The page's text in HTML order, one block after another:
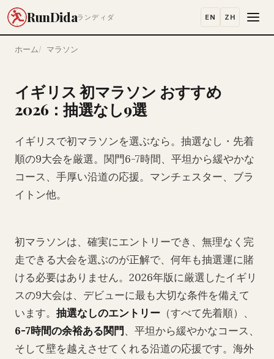
RunDidaランディダ EN ZH
ホーム マラソン
イギリス 初マラソン おすすめ
2026：抽選なし9選
イギリスで初マラソンを選ぶなら。抽選なし・先着
順の9大会を厳選。関門6-7時間、平坦から緩やかな
コース、手厚い沿道の応援。マンチェスター、ブラ
イトン他。
初マラソンは、確実にエントリーでき、無理なく完
走できる大会を選ぶのが正解で、何年も抽選運に賭
ける必要はありません。2026年版に厳選したイギリ
スの9大会は、デビューに最も大切な条件を備えて
います。 抽選なしのエントリー （すべて先着順）、
6-7時間の余裕ある関門、平坦から緩やかなコース、
そして壁を越えさせてくれる沿道の応援です。海外